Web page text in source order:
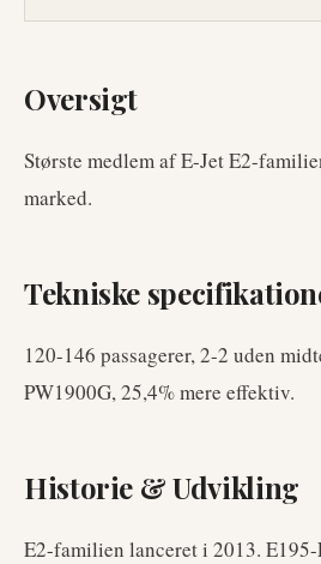
Oversigt
Største medlem af E-Jet E2-
marked.
Tekniske
120-146 passagerer, 2-2 uden
PW1900G, 25,4% mere effektiv.
Historie & Udvikling
E2-familien lanceret i 2013.